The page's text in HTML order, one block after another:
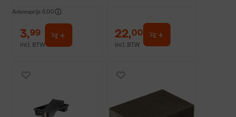
Adviesprijs 6,00
3,99
incl. BTW
22,00
incl. BTW